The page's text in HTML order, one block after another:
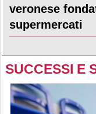
veronese
supermercati
SUCCESSI E